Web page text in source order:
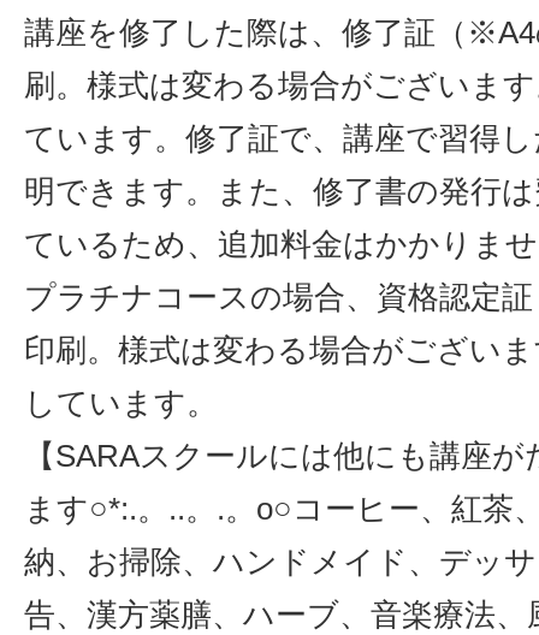
講座を修了した際は、修了証（
刷。様式は変わる場合がございま
ています。修了証で、講座で習得
明できます。また、修了書の発行
ているため、追加料金はかかりま
プラチナコースの場合、資格認定
印刷。様式は変わる場合がござい
しています。
【SARAスクールには他にも講座
ます○*:.。..。.。o○コーヒー、紅茶
納、お掃除、ハンドメイド、デッ
告、漢方薬膳、ハーブ、音楽療法、